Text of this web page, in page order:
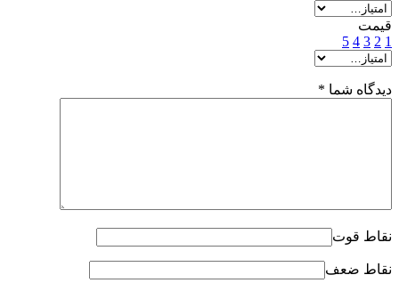
قیمت
1
2
3
4
5
دیدگاه شما *
نقاط قوت
نقاط ضعف